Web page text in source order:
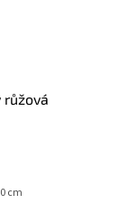
růžová
cm